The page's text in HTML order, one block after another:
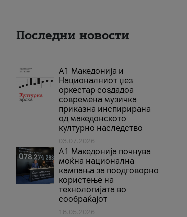
Последни новости
А1 Македонија и
Националниот џез
оркестар создадоа
современа музичка
приказна инспирирана
од македонското
културно наследство
03.07.2026
A1 Македонија почнува
моќна национална
кампања за поодговорно
користење на
технологијата во
сообраќајот
18.05.2026